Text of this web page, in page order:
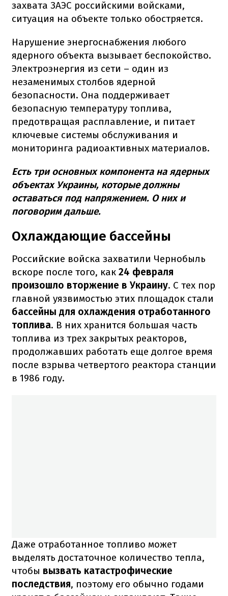
захвата ЗАЭС российскими войсками,
ситуация на объекте только обостряется.
Нарушение энергоснабжения любого
ядерного объекта вызывает беспокойство.
Электроэнергия из сети – один из
незаменимых столбов ядерной
безопасности. Она поддерживает
безопасную температуру топлива,
предотвращая расплавление, и питает
ключевые системы обслуживания и
мониторинга радиоактивных материалов.
Есть три основных компонента на ядерных
объектах Украины, которые должны
оставаться под напряжением. О них и
поговорим дальше.
Охлаждающие бассейны
Российские войска захватили Чернобыль
вскоре после того, как 24 февраля
произошло вторжение в Украину. С тех пор
главной уязвимостью этих площадок стали
бассейны для охлаждения отработанного
топлива. В них хранится большая часть
топлива из трех закрытых реакторов,
продолжавших работать еще долгое время
после взрыва четвертого реактора станции
в 1986 году.
Даже отработанное топливо может
выделять достаточное количество тепла,
чтобы вызвать катастрофические
последствия, поэтому его обычно годами